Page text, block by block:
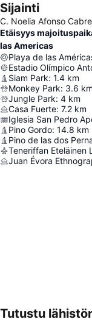
Sijainti
C. Noelia Afonso
Etäisyys
las Americas
Playa de las
Estadio Olímpico
Siam Park: 1.4 km
Monkey Park: 3.6 km
Jungle Park: 4 km
Casa Fuerte: 7.2 km
Iglesia San Pedro
Pino Gordo: 14.8 km
Pino de las dos
Teneriffan Eteläinen
Juan Évora
Tutustu